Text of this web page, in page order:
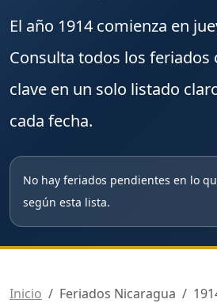
El año 1914 comienza en
Consulta todos los feriados
clave en un solo listado
cada fecha.
No hay feriados pendientes en lo
según esta lista.
Inicio Feriados Nicaragua